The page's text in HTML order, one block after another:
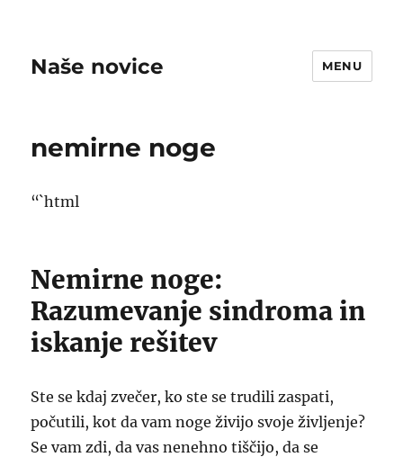
Naše novice MENU
nemirne noge
“`html
Nemirne noge:
Razumevanje sindroma in
iskanje rešitev
Ste se kdaj zvečer, ko ste se trudili zaspati,
počutili, kot da vam noge živijo svoje življenje?
Se vam zdi, da vas nenehno tiščijo, da se